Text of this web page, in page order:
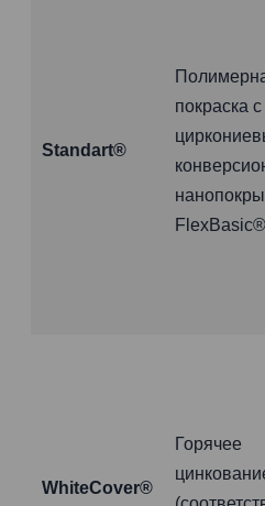
Standart®
покраска с
WhiteCover®
Горячее